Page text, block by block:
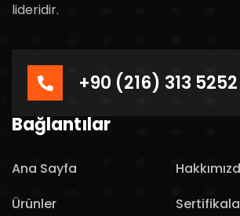
lideridir.
+90 (216) 313 5252
Bağlantılar
Ana Sayfa
Ürünler